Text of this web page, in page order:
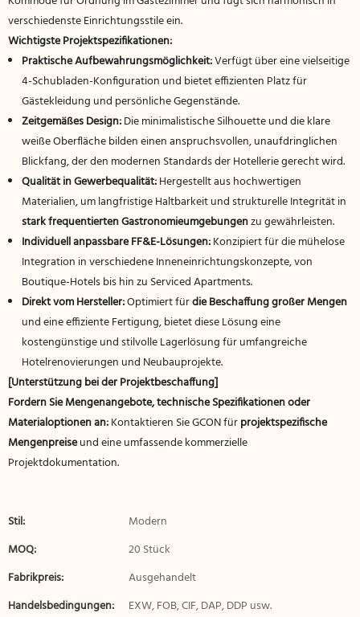
verschiedenste Einrichtungsstile ein.
Wichtigste Projektspezifikationen:
Praktische Aufbewahrungsmöglichkeit:Verfügt über eine vielseitige
4-Schubladen-Konfiguration und bietet effizienten Platz für
Gästekleidung und persönliche Gegenstände.
Zeitgemäßes Design:Die minimalistische Silhouette und die klare
weiße Oberfläche bilden einen anspruchsvollen, unaufdringlichen
Blickfang, der den modernen Standards der Hotellerie gerecht wird.
Qualität in Gewerbequalität:Hergestellt aus hochwertigen
Materialien, um langfristige Haltbarkeit und strukturelle Integrität in
stark frequentierten Gastronomieumgebungenzu gewährleisten.
Individuell anpassbare FF&E-Lösungen:Konzipiert für die mühelose
Integration in verschiedene Inneneinrichtungskonzepte, von
Boutique-Hotels bis hin zu Serviced Apartments.
Direkt vom Hersteller:Optimiert fürdie Beschaffung großer Mengen
und eine effiziente Fertigung, bietet diese Lösung eine
kostengünstige und stilvolle Lagerlösung für umfangreiche
Hotelrenovierungen und Neubauprojekte.
[Unterstützung bei der Projektbeschaffung]
Fordern Sie Mengenangebote, technische Spezifikationen oder
Materialoptionen an:Kontaktieren Sie GCON fürprojektspezifische
Mengenpreiseund eine umfassende kommerzielle
Projektdokumentation.
Stil:
Modern
MOQ:
20 Stück
Fabrikpreis:
Ausgehandelt
Handelsbedingungen:
EXW, FOB, CIF, DAP, DDP usw.